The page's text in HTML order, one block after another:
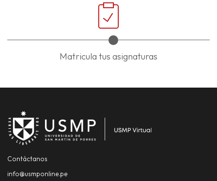
Matricula tus asignaturas
Contáctanos
info@usmponline.pe